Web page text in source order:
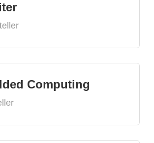
Computing